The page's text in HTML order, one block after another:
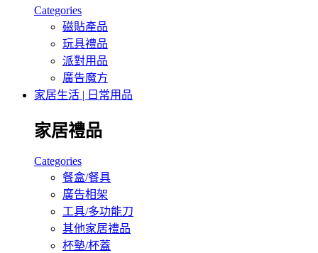
Categories
磁貼產品
玩具禮品
派對用品
廣告魔方
家居生活 | 日常用品
家居禮品
Categories
餐盒/餐具
廣告相架
工具/多功能刀
其他家居禮品
杯墊/杯蓋